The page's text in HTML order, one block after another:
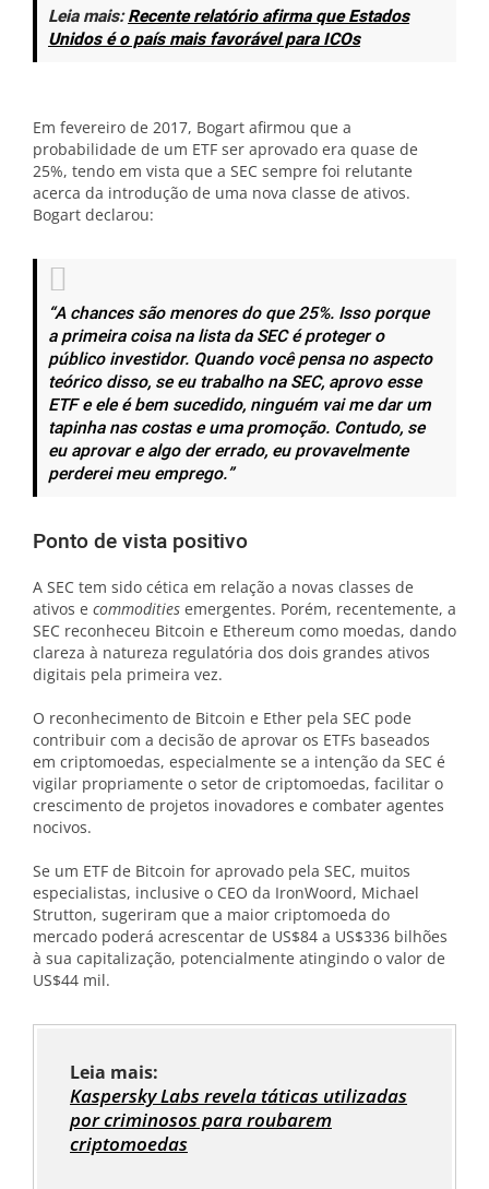
Leia mais:Recente relatório afirma que Estados
Unidos é o país mais favorável para ICOs
Em fevereiro de 2017, Bogart afirmou que a
probabilidade de um ETF ser aprovado era quase de
25%, tendo em vista que a SEC sempre foi relutante
acerca da introdução de uma nova classe de ativos.
Bogart declarou:
“A chances são menores do que 25%. Isso porque
a primeira coisa na lista da SEC é proteger o
público investidor. Quando você pensa no aspecto
teórico disso, se eu trabalho na SEC, aprovo esse
ETF e ele é bem sucedido, ninguém vai me dar um
tapinha nas costas e uma promoção. Contudo, se
eu aprovar e algo der errado, eu provavelmente
perderei meu emprego.”
Ponto de vista positivo
A SEC tem sido cética em relação a novas classes de
ativos e commodities emergentes. Porém, recentemente, a
SEC reconheceu Bitcoin e Ethereum como moedas, dando
clareza à natureza regulatória dos dois grandes ativos
digitais pela primeira vez.
O reconhecimento de Bitcoin e Ether pela SEC pode
contribuir com a decisão de aprovar os ETFs baseados
em criptomoedas, especialmente se a intenção da SEC é
vigilar propriamente o setor de criptomoedas, facilitar o
crescimento de projetos inovadores e combater agentes
nocivos.
Se um ETF de Bitcoin for aprovado pela SEC, muitos
especialistas, inclusive o CEO da IronWoord, Michael
Strutton, sugeriram que a maior criptomoeda do
mercado poderá acrescentar de US$84 a US$336 bilhões
à sua capitalização, potencialmente atingindo o valor de
US$44 mil.
Leia mais:
Kaspersky Labs revela táticas utilizadas
por criminosos para roubarem
criptomoedas